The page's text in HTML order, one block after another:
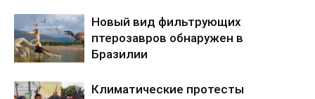
Новый вид фильтрующих
птерозавров обнаружен в
Бразилии
Климатические протесты